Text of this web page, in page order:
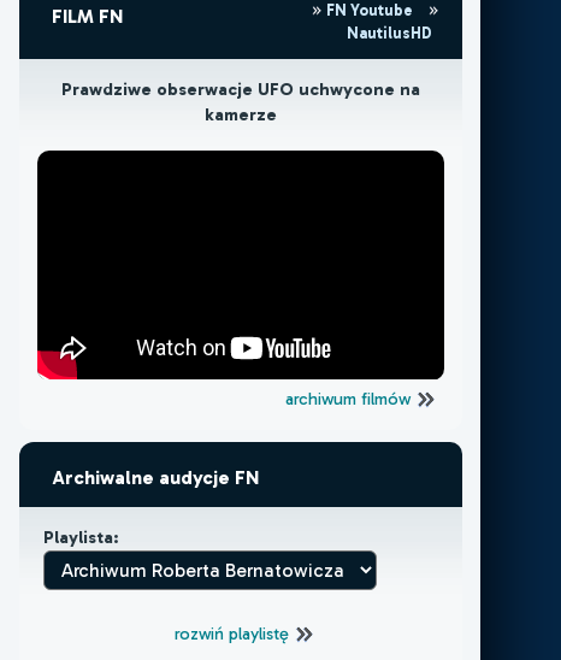
FILM FN
FN Youtube
NautilusHD
Prawdziwe obserwacje UFO uchwycone na
kamerze
archiwum filmów
Archiwalne audycje FN
Playlista:
rozwiń playlistę